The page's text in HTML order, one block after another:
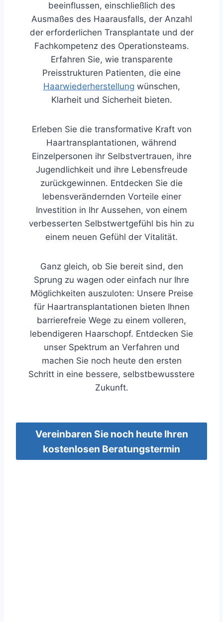
beeinflussen, einschließlich des
Ausmaßes des Haarausfalls, der Anzahl
der erforderlichen Transplantate und der
Fachkompetenz des Operationsteams.
Erfahren Sie, wie transparente
Preisstrukturen Patienten, die eine
Haarwiederherstellung wünschen,
Klarheit und Sicherheit bieten.
Erleben Sie die transformative Kraft von
Haartransplantationen, während
Einzelpersonen ihr Selbstvertrauen, ihre
Jugendlichkeit und ihre Lebensfreude
zurückgewinnen. Entdecken Sie die
lebensverändernden Vorteile einer
Investition in Ihr Aussehen, von einem
verbesserten Selbstwertgefühl bis hin zu
einem neuen Gefühl der Vitalität.
Ganz gleich, ob Sie bereit sind, den
Sprung zu wagen oder einfach nur Ihre
Möglichkeiten auszuloten: Unsere Preise
für Haartransplantationen bieten Ihnen
barrierefreie Wege zu einem volleren,
lebendigeren Haarschopf. Entdecken Sie
unser Spektrum an Verfahren und
machen Sie noch heute den ersten
Schritt in eine bessere, selbstbewusstere
Zukunft.
Vereinbaren Sie noch heute Ihren
kostenlosen Beratungstermin